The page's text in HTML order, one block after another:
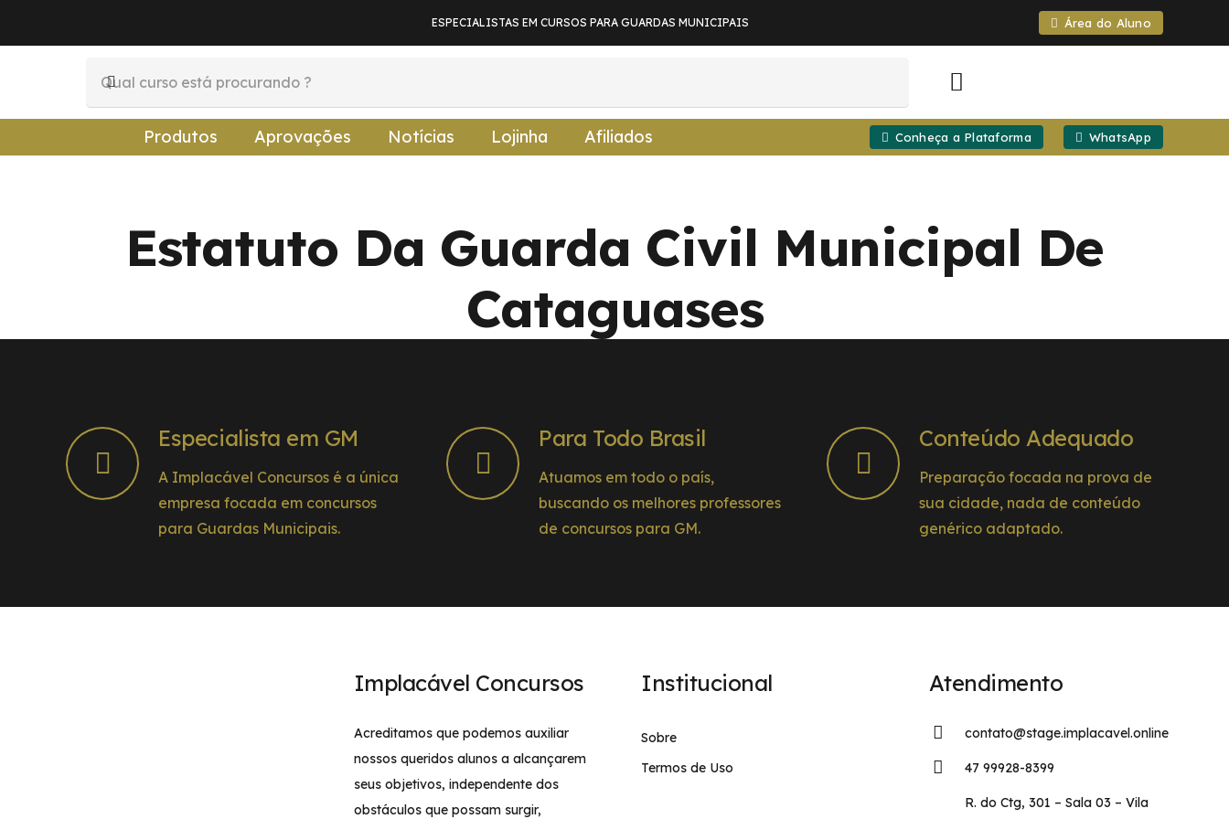
ESPECIALISTAS EM CURSOS PARA GUARDAS MUNICIPAIS Área do Aluno
Produtos Aprovações Notícias Lojinha Afiliados Conheça a Plataforma WhatsApp
Estatuto Da Guarda Civil Municipal De
Cataguases
Especialista em GM
A Implacável Concursos é a única
empresa focada em concursos
para Guardas Municipais.
Para Todo Brasil
Atuamos em todo o país,
buscando os melhores professores
de concursos para GM.
Conteúdo Adequado
Preparação focada na prova de
sua cidade, nada de conteúdo
genérico adaptado.
Implacável Concursos
Acreditamos que podemos auxiliar
nossos queridos alunos a alcançarem
seus objetivos, independente dos
obstáculos que possam surgir,
Institucional
Sobre
Termos de Uso
Atendimento
contato@stage.implacavel.online
47 99928-8399
R. do Ctg, 301 – Sala 03 – Vila